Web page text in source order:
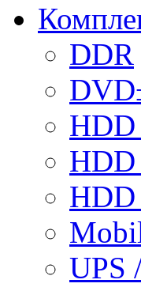
DDR
HDD
HDD
HDD
UPS